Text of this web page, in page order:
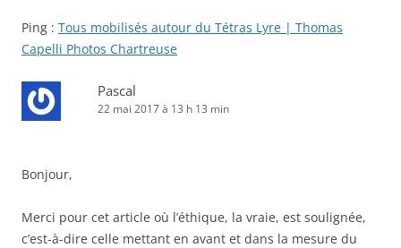
Ping : Tous mobilisés autour du Tétras Lyre | Thomas
Capelli Photos Chartreuse
Pascal
22 mai 2017 à 13 h 13 min
Bonjour,
Merci pour cet article où l’éthique, la vraie, est soulignée,
c’est-à-dire celle mettant en avant et dans la mesure du